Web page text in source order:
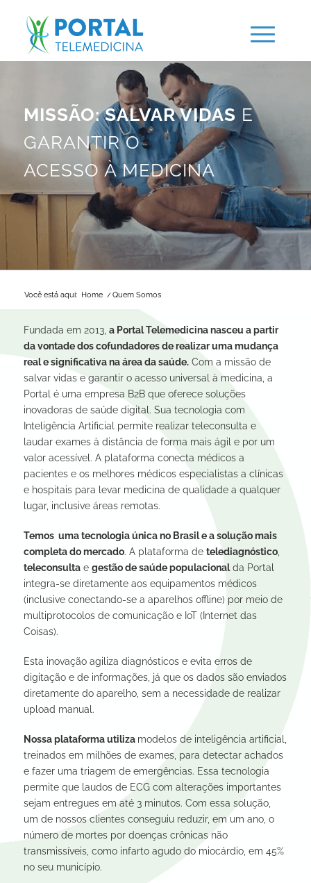
MISSÃO: SALVAR VIDAS E
GARANTIR O
ACESSO À MEDICINA
Você está aqui: Home / Quem Somos
Fundada em 2013, a Portal Telemedicina nasceu a partir
da vontade dos cofundadores de realizar uma mudança
real e significativa na área da saúde.Com a missão de
salvar vidas e garantir o acesso universal à medicina, a
Portal é uma empresa B2B que oferece soluções
inovadoras de saúde digital. Sua tecnologia com
Inteligência Artificial permite realizar teleconsulta e
laudar exames à distância de forma mais ágil e por um
valor acessível. A plataforma conecta médicos a
pacientes e os melhores médicos especialistas a clínicas
e hospitais para levar medicina de qualidade a qualquer
lugar, inclusive áreas remotas.
Temos uma tecnologia única no Brasil e a solução mais
completa do mercado. A plataforma de telediagnóstico,
teleconsultae gestão de saúde populacionalda Portal
integra-se diretamente aos equipamentos médicos
(inclusive conectando-se a aparelhos offline) por meio de
multiprotocolos de comunicação e IoT (Internet das
Coisas).
Esta inovação agiliza diagnósticos e evita erros de
digitação e de informações, já que os dados são enviados
diretamente do aparelho, sem a necessidade de realizar
upload manual.
Nossa plataforma utiliza modelos de inteligência artificial,
treinados em milhões de exames, para detectar achados
e fazer uma triagem de emergências. Essa tecnologia
permite que laudos de ECG com alterações importantes
sejam entregues em até 3 minutos. Com essa solução,
um de nossos clientes conseguiu reduzir, em um ano, o
número de mortes por doenças crônicas não
transmissíveis, como infarto agudo do miocárdio, em 45%
no seu município.